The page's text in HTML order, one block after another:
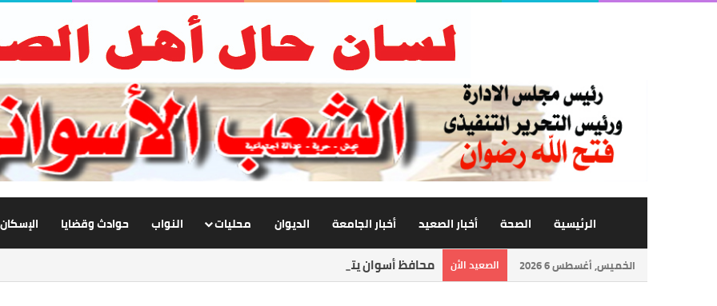
الرئيسية الصحة أخبار الصعيد أخبار الجامعة الديوان محليات النواب حوادث وقضايا الإسكان
الخميس, أغسطس 6 2026 الصعيد الأن محافظ أسوان يتابع تطوير الإنارة بنصر النوبة.. ورفع كفاءة الطرق لخدمة المواطنين